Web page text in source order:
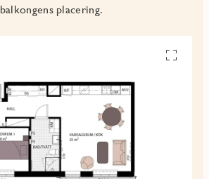
balkongens placering.
Se